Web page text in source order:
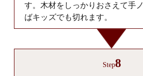
す。木材をしっかりおさえて手
ばキッズでも切れます。
Step8